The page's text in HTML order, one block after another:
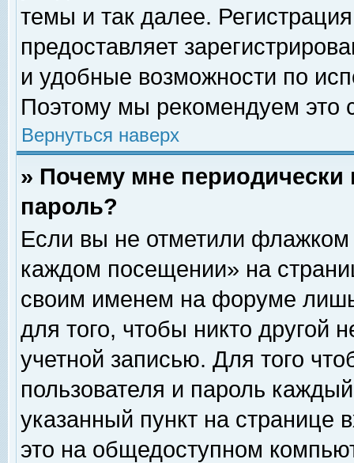
темы и так далее.
предоставляет
и удобные возможности по
Поэтому мы рекомендуем это
Вернуться наверх
» Почему мне
пароль?
Если вы не отметили флажком
каждом посещении» на
своим именем на форуме
для того, чтобы никто другой
учетной записью. Для того
пользователя и пароль
указанный пункт на
это на общедоступном